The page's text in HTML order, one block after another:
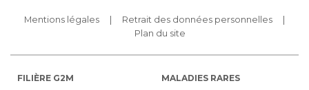
Mentions légales
Retrait des données personnelles
Plan du site
FILIÈRE G2M MALADIES RARES